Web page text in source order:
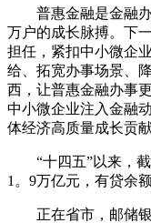
普惠金融是金融办
万户的成长脉搏。下
担任，紧扣中小微企
给、拓宽办事场景、
西，让普惠金融办事
中小微企业注入金融
体经济高质量成长贡
“十四五”以来，截
1。9万亿元，有贷余
正在省市，邮储银